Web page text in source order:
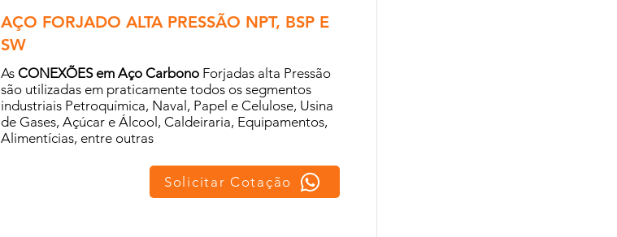
AÇO FORJADO ALTA PRESSÃO NPT, BSP E
SW
As CONEXÕES em Aço CarbonoForjadas alta Pressão
são utilizadas em praticamente todos os segmentos
industriais Petroquímica, Naval, Papel e Celulose, Usina
de Gases, Açúcar e Álcool, Caldeiraria, Equipamentos,
Alimentícias, entre outras
Solicitar Cotação